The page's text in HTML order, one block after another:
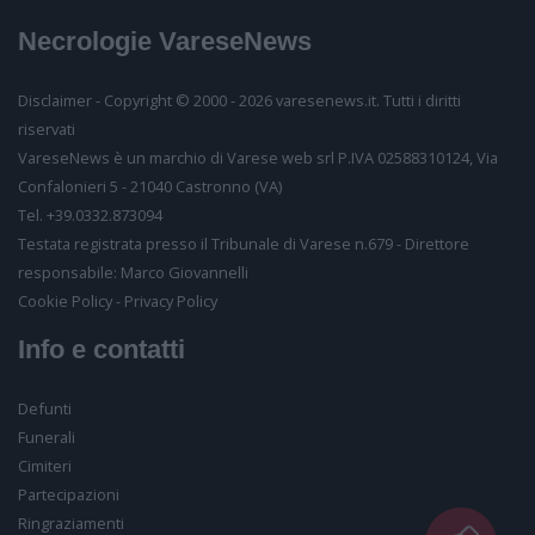
Partecipiamo commossi al vostro lutto.
Inserisci il tuo nome
Inserisci il tuo email
Inserisci il testo
Consenso al trattamento
Desideriamo farti sapere come conserveremo i tuoi
ogni momento visionarli e richiederci la loro
Acconsento al trattamento dei miei dati personali ai
sensi dell’art. 7 del GDPR per le finalità di cui all’art. 2
Necrologie VareseNews
Disclaimer - Copyright © 2000 - 2026 varesenews.it. Tutti i diritti
riservati
VareseNews è un marchio di Varese web srl P.IVA 02588310124, Via
Confalonieri 5 - 21040 Castronno (VA)
Tel. +39.0332.873094
Testata registrata presso il Tribunale di Varese n.679 - Direttore
responsabile: Marco Giovannelli
Cookie Policy- Privacy Policy
Info e contatti
Defunti
Funerali
Cimiteri
Partecipazioni
Ringraziamenti